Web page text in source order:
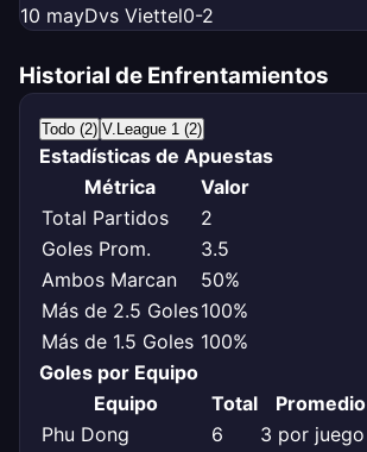
10 mayDvs Viettel0-2
Historial de Enfrentamientos
Todo (2) V.League 1 (2)
Estadísticas de Apuestas
Métrica
Valor
Total Partidos
2
Goles Prom.
3.5
Ambos Marcan
50%
Más de 2.5 Goles100%
Más de 1.5 Goles 100%
Goles por Equipo
Equipo
Total
Promedio
Phu Dong
6
3 por juego